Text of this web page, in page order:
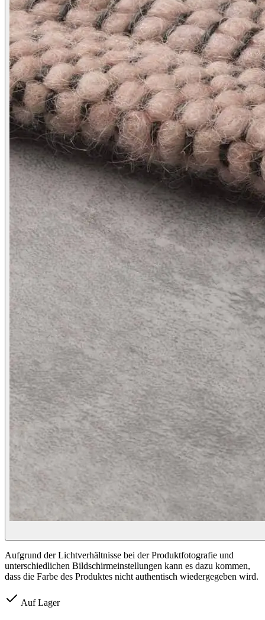
Aufgrund der Lichtverhältnisse bei der Produktfotografie und
unterschiedlichen Bildschirmeinstellungen kann es dazu kommen,
dass die Farbe des Produktes nicht authentisch wiedergegeben wird.
Auf Lager